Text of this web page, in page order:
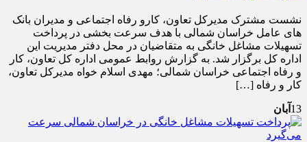
نشست مشترک مدیرکل تعاون، کارو رفاه اجتماعی و مدیران بانک
های عامل خراسان شمالی با هدف سرعت بخشی در پرداخت
تسهیلات مشاغل خانگی به متقاضیان در محل دفتر مدیریت این
اداره کل برگزار شد. به گزارش روابط عمومی اداره کل تعاون، کار
و رفاه اجتماعی خراسان شمالی؛ مهدی اسلام خواه مدیرکل تعاون،
کار و رفاه […]
13 آبان